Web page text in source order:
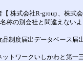
【 株式会社R-group、株式
称の別会社と間違えない
品制度届出データベース届
ットワークいしかわと第一